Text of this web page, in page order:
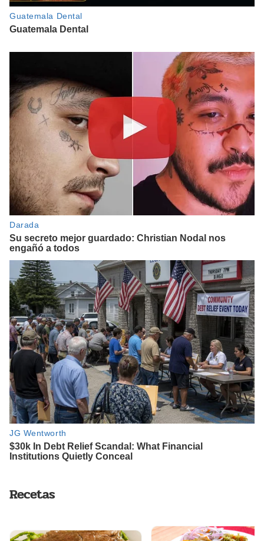
Recetas